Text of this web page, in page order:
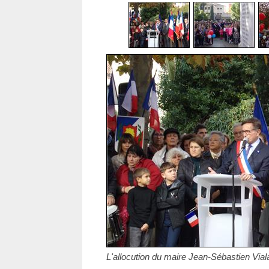
L'allocution du maire Jean-Sébastien